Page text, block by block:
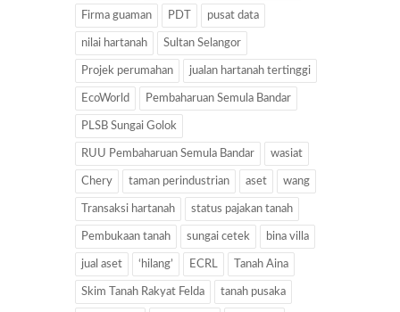
Firma guaman PDT pusat data
nilai hartanah Sultan Selangor
Projek perumahan jualan hartanah tertinggi
EcoWorld Pembaharuan Semula Bandar
PLSB Sungai Golok
RUU Pembaharuan Semula Bandar wasiat
Chery taman perindustrian aset wang
Transaksi hartanah status pajakan tanah
Pembukaan tanah sungai cetek bina villa
jual aset ‘hilang’ ECRL Tanah Aina
Skim Tanah Rakyat Felda tanah pusaka